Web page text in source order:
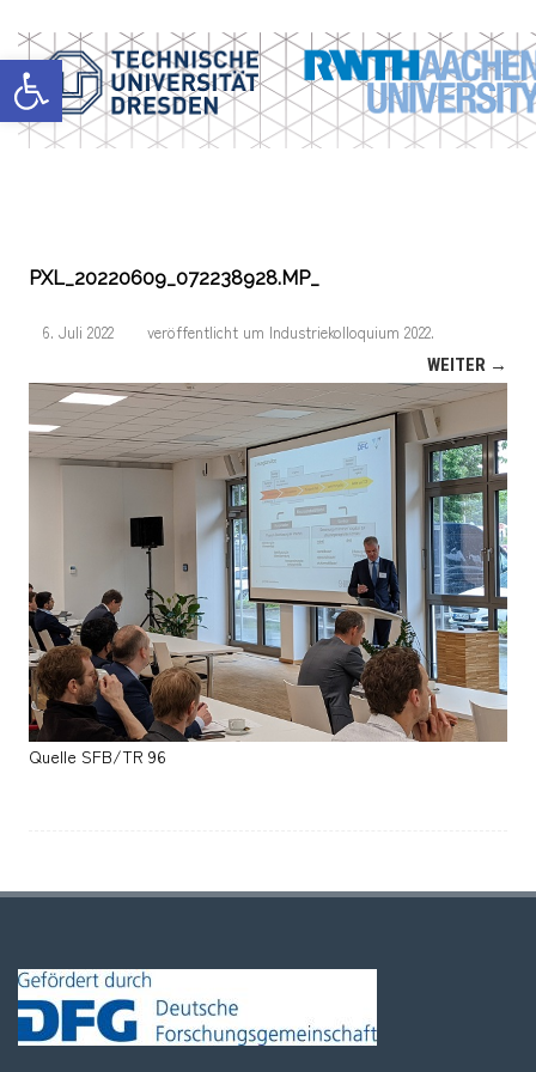
Werkzeugleiste öffnen
PXL_20220609_072238928.MP_
veröffentlicht
6. Juli 2022 um Industriekolloquium 2022.
WEITER →
Quelle SFB/TR 96